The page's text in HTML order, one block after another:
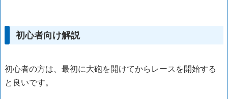
初心者向け解説
初心者の方は、最初に大砲を開けてからレースを開始する
と良いです。